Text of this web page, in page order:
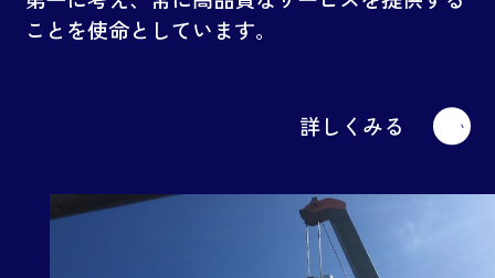
ことを使命としています。
詳しくみる